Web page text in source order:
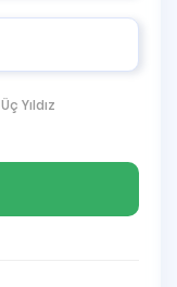
Üç Yıldız